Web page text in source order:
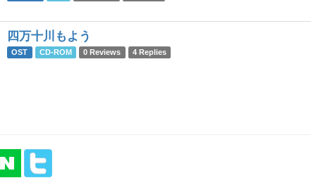
四万十川もよう
OST CD-ROM 0 Reviews 4 Replies